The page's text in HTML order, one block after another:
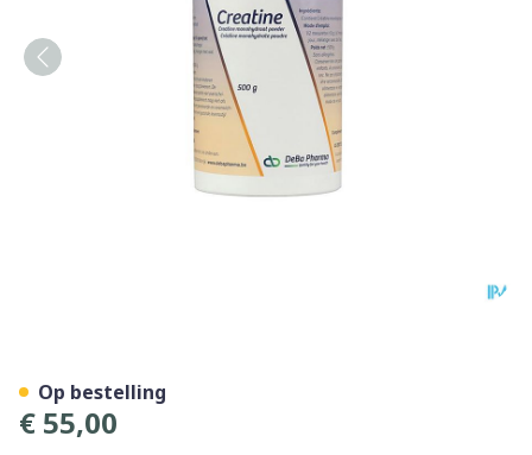
€ 55,00
Op bestelling